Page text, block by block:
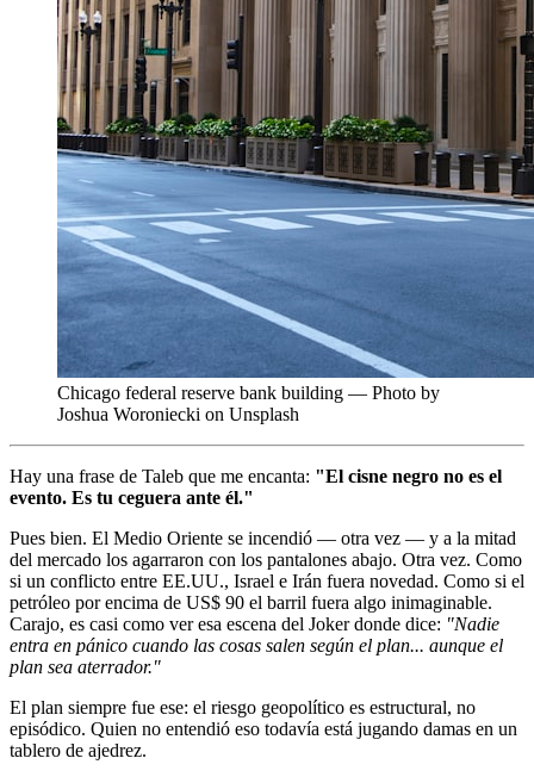
Chicago federal reserve bank building — Photo by
Joshua Woroniecki on Unsplash
Hay una frase de Taleb que me encanta: "El cisne negro no es el
evento. Es tu ceguera ante él."
Pues bien. El Medio Oriente se incendió — otra vez — y a la mitad
del mercado los agarraron con los pantalones abajo. Otra vez. Como
si un conflicto entre EE.UU., Israel e Irán fuera novedad. Como si el
petróleo por encima de US$ 90 el barril fuera algo inimaginable.
Carajo, es casi como ver esa escena del Joker donde dice: "Nadie
entra en pánico cuando las cosas salen según el plan... aunque el
plan sea aterrador."
El plan siempre fue ese: el riesgo geopolítico es estructural, no
episódico. Quien no entendió eso todavía está jugando damas en un
tablero de ajedrez.